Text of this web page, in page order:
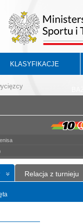
KLASYFIKACJE
Relacja z turnieju